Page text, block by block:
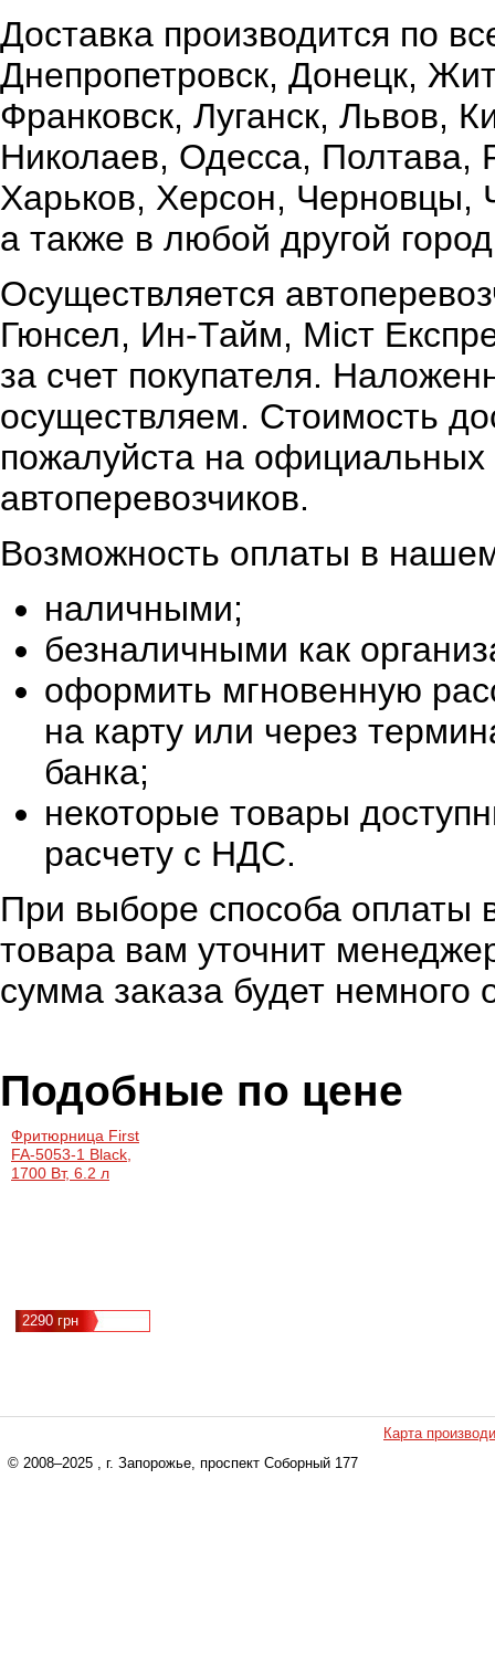
Доставка производится по
Днепропетровск, Донецк,
Франковск, Луганск, Львов,
Николаев, Одесса,
Харьков, Херсон, Черновцы,
а также в любой другой
Осуществляется
Гюнсел, Ин-Тайм, Міст
за счет покупателя.
осуществляем. Стоимость
пожалуйста на официальных
автоперевозчиков.
Возможность оплаты в
наличными;
безналичными как
оформить мгновенную
на карту или через
банка;
некоторые товары
расчету с НДС.
При выборе способа оплаты
товара вам уточнит
сумма заказа будет немного
Подобные по цене
Фритюрница First
FA-5053-1 Black,
1700 Вт, 6.2 л
2290 грн
Карта
© 2008–2025 , г. Запорожье, проспект Соборный 177